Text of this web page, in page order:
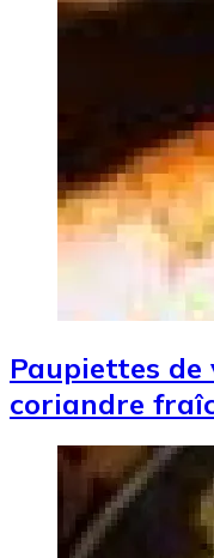
Paupiettes
coriandre
Image